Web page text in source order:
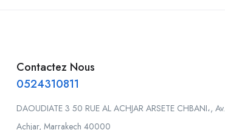
Contactez Nous
0524310811
DAOUDIATE 3 50 RUE AL ACHJAR ARSETE CHBANI،, Av.
Achjar, Marrakech 40000